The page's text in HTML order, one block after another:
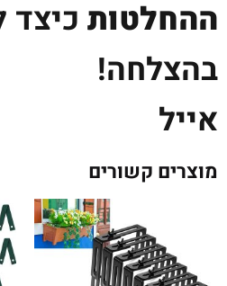
ההחלטות כיצד
בהצלחה!
אייל
מוצרים קשורים